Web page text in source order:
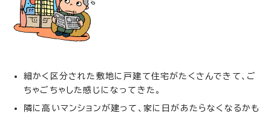
細かく区分された敷地に戸建て住宅がたくさんできて、ご
ちゃごちゃした感じになってきた。
隣に高いマンションが建って、家に日があたらなくなるかも